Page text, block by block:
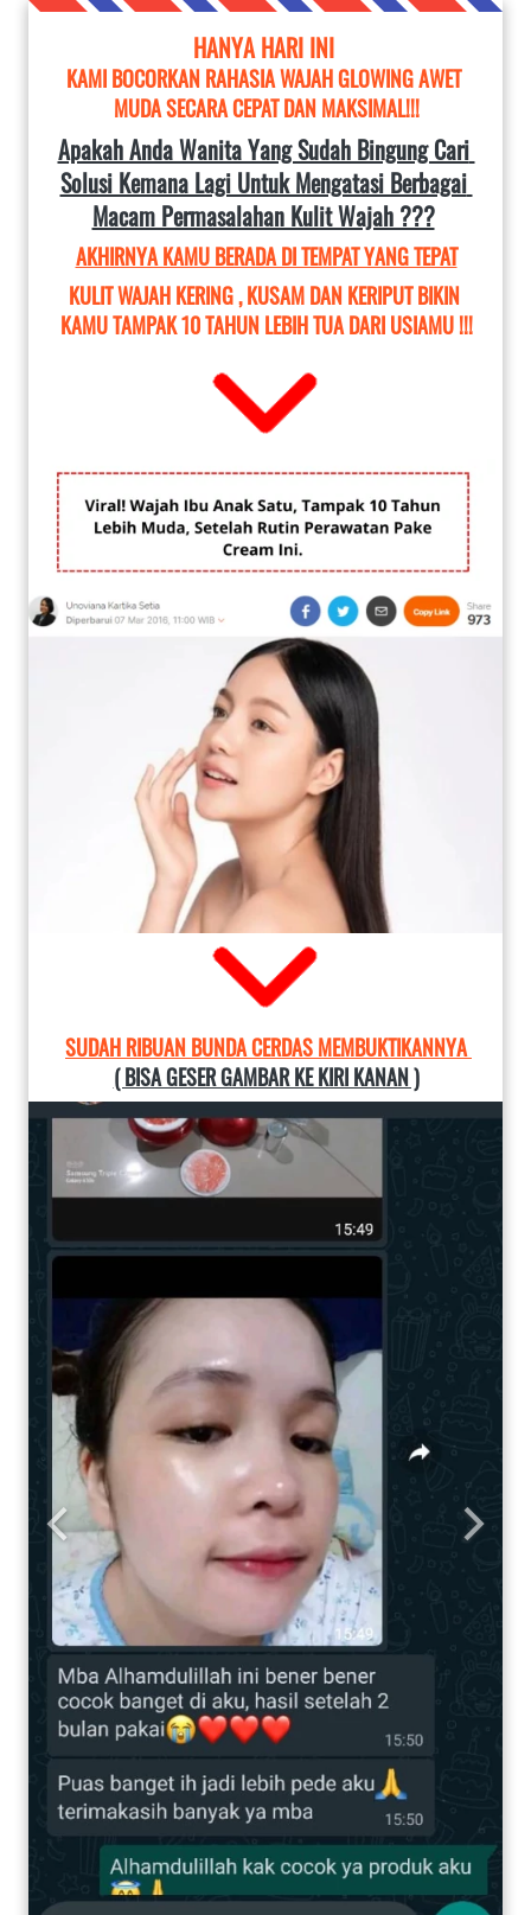
HANYA HARI INI
KAMI BOCORKAN RAHASIA WAJAH GLOWING AWET
MUDA SECARA CEPAT DAN MAKSIMAL!!!
Apakah Anda Wanita Yang Sudah Bingung Cari
Solusi Kemana Lagi Untuk Mengatasi Berbagai
Macam Permasalahan Kulit Wajah ???
AKHIRNYA KAMU BERADA DI TEMPAT YANG TEPAT
KULIT WAJAH KERING , KUSAM DAN KERIPUT BIKIN
KAMU TAMPAK 10 TAHUN LEBIH TUA DARI USIAMU !!!
SUDAH RIBUAN BUNDA CERDAS MEMBUKTIKANNYA
( BISA GESER GAMBAR KE KIRI KANAN )